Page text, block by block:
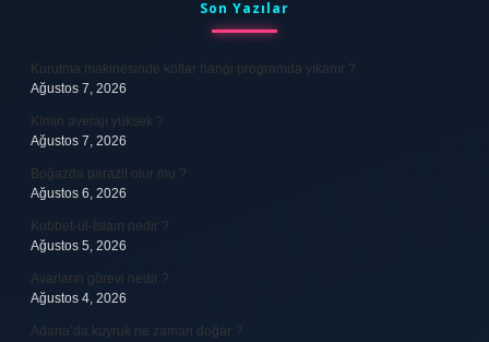
Son Yazılar
Kurutma makinesinde kotlar hangi programda yıkanır ?
Ağustos 7, 2026
Kimin averajı yüksek ?
Ağustos 7, 2026
Boğazda parazit olur mu ?
Ağustos 6, 2026
Kubbet-ül-İslam nedir ?
Ağustos 5, 2026
Avarların görevi nedir ?
Ağustos 4, 2026
Adana’da kuyruk ne zaman doğar ?